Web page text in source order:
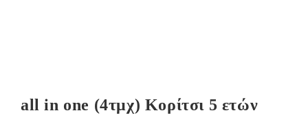
all in one (4τμχ) Κορίτσι 5 ετών